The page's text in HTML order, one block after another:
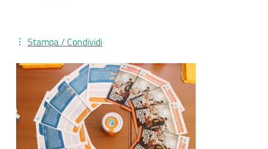
Stampa / Condividi